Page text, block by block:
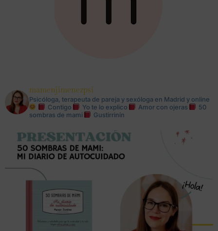
mamenjimenezpsi
Psicóloga, terapeuta de pareja y sexóloga en Madrid y online
Contigo
Yo te lo explico Amor con ojeras
50
sombras de mami
Gustirrinín